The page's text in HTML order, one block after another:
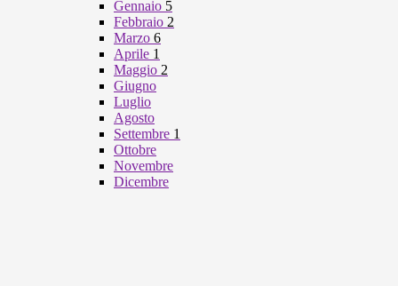
Gennaio 5
Febbraio 2
Marzo 6
Aprile 1
Maggio 2
Giugno
Luglio
Agosto
Settembre 1
Ottobre
Novembre
Dicembre